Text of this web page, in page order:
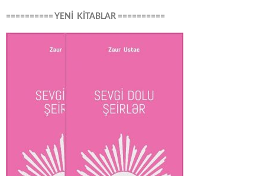
========== YENİ KİTABLAR ==========